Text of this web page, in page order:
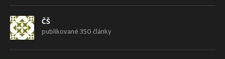
ČŠ
publikované 350 články